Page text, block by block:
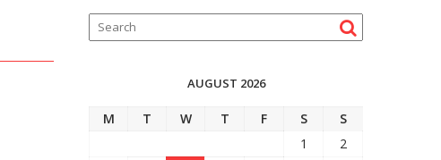
AUGUST 2026
M T W T F S
S
1
2